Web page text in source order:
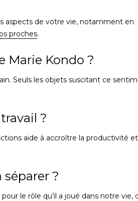
aspects de votre vie, notamment en
proches.
Marie Kondo ?
Seuls les objets suscitant ce
?
aide à accroître la productivité
?
le rôle qu’il a joué dans notre vie,